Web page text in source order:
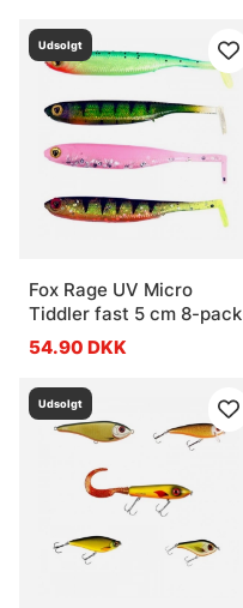
Udsolgt
Fox Rage UV Micro
Tiddler fast 5 cm 8-pack
54.90 DKK
Udsolgt